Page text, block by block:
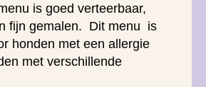
is goed verteerbaar,
fijn gemalen. Dit menu is
honden met een allergie
met verschillende